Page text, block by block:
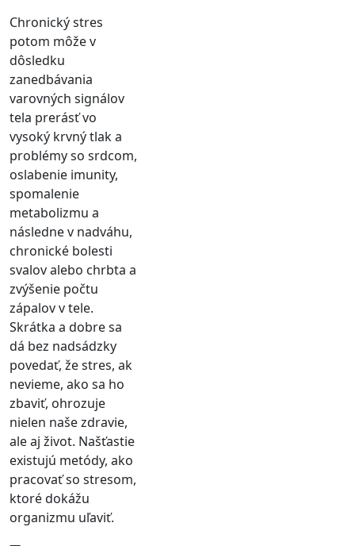
Chronický stres
potom môže v
dôsledku
zanedbávania
varovných signálov
tela prerásť vo
vysoký krvný tlak a
problémy so srdcom,
oslabenie imunity,
spomalenie
metabolizmu a
následne v nadváhu,
chronické bolesti
svalov alebo chrbta a
zvýšenie počtu
zápalov v tele.
Skrátka a dobre sa
dá bez nadsádzky
povedať, že stres, ak
nevieme, ako sa ho
zbaviť, ohrozuje
nielen naše zdravie,
ale aj život. Našťastie
existujú metódy, ako
pracovať so stresom,
ktoré dokážu
organizmu uľaviť.